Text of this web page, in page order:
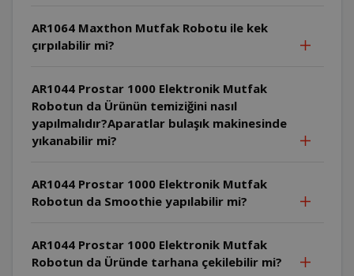
AR1064 Maxthon Mutfak Robotu ile kek
çırpılabilir mi?
AR1044 Prostar 1000 Elektronik Mutfak
Robotun da Ürünün temiziğini nasıl
yapılmalıdır?Aparatlar bulaşık makinesinde
yıkanabilir mi?
AR1044 Prostar 1000 Elektronik Mutfak
Robotun da Smoothie yapılabilir mi?
AR1044 Prostar 1000 Elektronik Mutfak
Robotun da Üründe tarhana çekilebilir mi?